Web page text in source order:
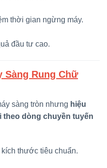
thời gian ngừng máy.
đầu tư cao.
Sàng Rung Chữ
sàng tròn nhưng hiệu
theo dòng chuyền tuyến
thước tiêu chuẩn.